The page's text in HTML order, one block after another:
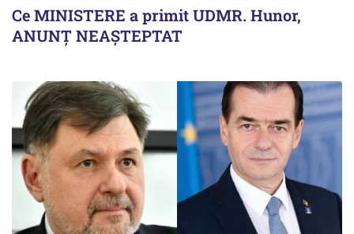
Ce MINISTERE a primit UDMR. Hunor,
ANUNȚ NEAȘTEPTAT